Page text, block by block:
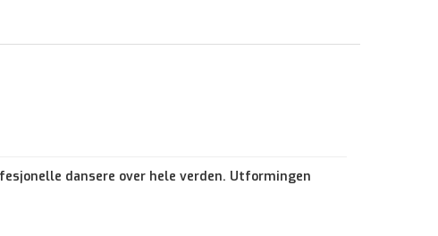
dansere over hele verden. Utformingen